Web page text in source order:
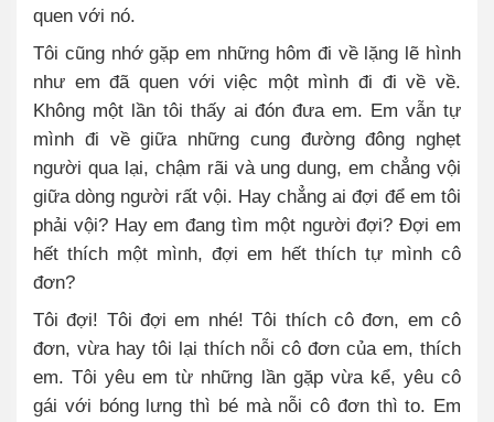
quen với nó.
Tôi cũng nhớ gặp em những hôm đi về lặng lẽ hình
như em đã quen với việc một mình đi đi về về.
Không một lần tôi thấy ai đón đưa em. Em vẫn tự
mình đi về giữa những cung đường đông nghẹt
người qua lại, chậm rãi và ung dung, em chẳng vội
giữa dòng người rất vội. Hay chẳng ai đợi để em tôi
phải vội? Hay em đang tìm một người đợi? Đợi em
hết thích một mình, đợi em hết thích tự mình cô
đơn?
Tôi đợi! Tôi đợi em nhé! Tôi thích cô đơn, em cô
đơn, vừa hay tôi lại thích nỗi cô đơn của em, thích
em. Tôi yêu em từ những lần gặp vừa kể, yêu cô
gái với bóng lưng thì bé mà nỗi cô đơn thì to. Em